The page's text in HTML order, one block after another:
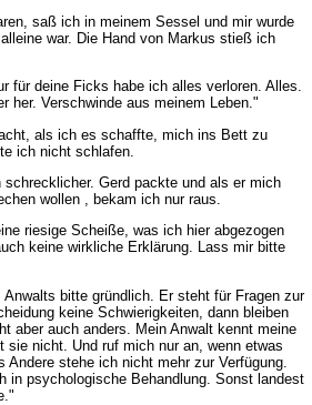
saß ich in meinem Sessel und mir wurde
war. Die Hand von Markus stieß ich
für deine Ficks habe ich alles verloren. Alles.
her. Verschwinde aus meinem Leben."
als ich es schaffte, mich ins Bett zu
ich nicht schlafen.
schrecklicher. Gerd packte und als er mich
wollen , bekam ich nur raus.
riesige Scheiße, was ich hier abgezogen
keine wirkliche Erklärung. Lass mir bitte
bitte gründlich. Er steht für Fragen zur
keine Schwierigkeiten, dann bleiben
aber auch anders. Mein Anwalt kennt meine
sie nicht. Und ruf mich nur an, wenn etwas
stehe ich nicht mehr zur Verfügung.
in psychologische Behandlung. Sonst landest